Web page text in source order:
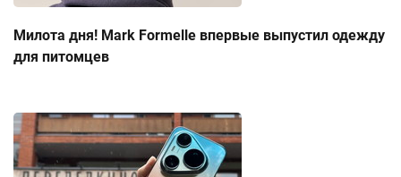
Милота дня! Mark Formelle впервые выпустил одежду
для питомцев